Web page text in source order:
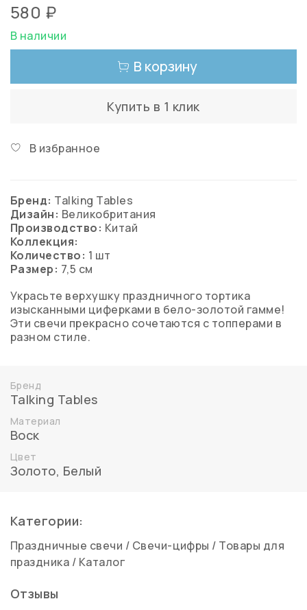
580 ₽
В наличии
В корзину
Купить в 1 клик
В избранное
Бренд: Talking Tables
Дизайн: Великобритания
Производство: Китай
Коллекция:
Количество: 1 шт
Размер: 7,5 см
Украсьте верхушку праздничного тортика
изысканными циферками в бело-золотой гамме!
Эти свечи прекрасно сочетаются с топперами в
разном стиле.
Бренд
Talking Tables
Материал
Воск
Цвет
Золото, Белый
Категории:
Праздничные свечи / Свечи-цифры / Товары для
праздника / Каталог
Отзывы